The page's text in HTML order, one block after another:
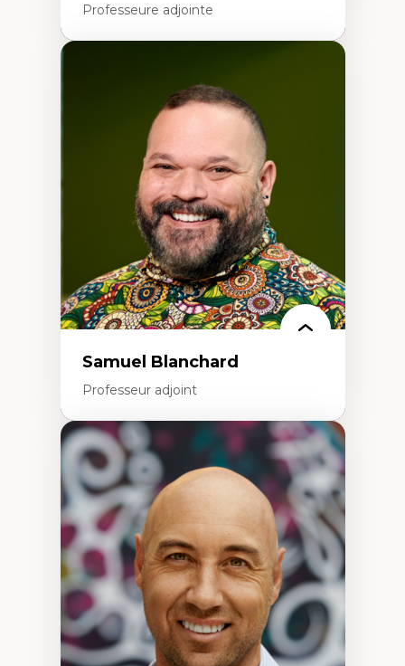
Professeure adjointe
Discours sur la ville et représentations
Mosquées, formes et usages au Canada
Reconnaissance et représentations des
communautés immigrantes dans l'espace
Design architectural et urbain
Patrimoine et patrimonialisation
Études postcoloniales et décolonisation des
savoirs
Samuel Blanchard
Professeur adjoint
Expertises
Didactique des sciences – processus
d’enquête et culture scientifique
Éducation en milieu minoritaire –
construction identitaire et conscience
critique
Technologies éducatives – ludification et
programmation pédagogique
La langue dans toutes les matières –
environnement discursif et langage
scientifique